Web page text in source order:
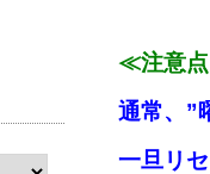
≪注意
通常、”
一旦リ